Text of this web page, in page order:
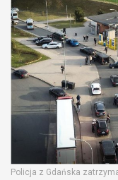
Policja z Gdańska